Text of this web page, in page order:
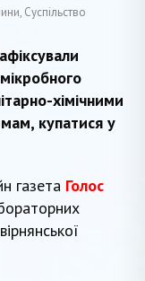
, Суспільство
хімічними
купатися у
газета Голос